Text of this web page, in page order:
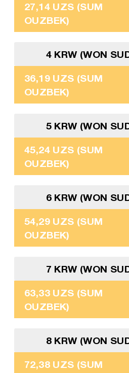
27,14 UZS (SUM
OUZBEK)
4 KRW (WON
36,19 UZS (SUM
OUZBEK)
5 KRW (WON
45,24 UZS (SUM
OUZBEK)
6 KRW (WON
54,29 UZS (SUM
OUZBEK)
7 KRW (WON
63,33 UZS (SUM
OUZBEK)
8 KRW (WON
72,38 UZS (SUM